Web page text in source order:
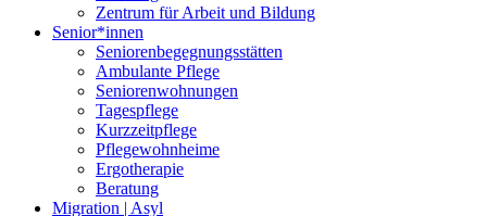
Zentrum für Arbeit und Bildung
Senior*innen
Seniorenbegegnungsstätten
Ambulante Pflege
Seniorenwohnungen
Tagespflege
Kurzzeitpflege
Pflegewohnheime
Ergotherapie
Beratung
Migration | Asyl